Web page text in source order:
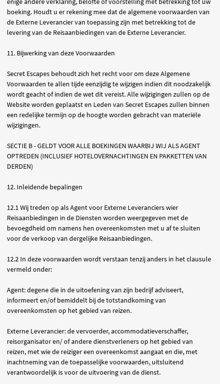
boeking. Houdt u er rekening mee dat de algemene voorwaarden van
de Externe Leverancier van toepassing zijn met betrekking tot de
levering van de Reisaanbiedingen van de Externe Leverancier.
11. Bijwerking van deze Voorwaarden
Secret Escapes behoudt zich het recht voor om deze Algemene
Voorwaarden te allen tijde eenzijdig te wijzigen indien dit noodzakelijk
wordt geacht of indien de wet dit vereist. Alle wijzigingen zullen op de
Website worden geplaatst en Leden van Secret Escapes zullen binnen
een redelijke termijn op de hoogte worden gebracht van materiële
wijzigingen.
SECTIE B - GELDT VOOR ALLE BOEKINGEN WAARBIJ WIJ ALS AGENT
OPTREDEN (INCLUSIEF HOTELOVERNACHTINGEN EN PAKKETTEN VAN
DERDEN)
12. Inleidende bepalingen
12.1 Wij treden op als Agent voor Externe Leveranciers wier
Reisaanbiedingen in de Diensten worden weergegeven met de
bevoegdheid om namens hen overeenkomsten met u af te sluiten
voor de verkoop van dergelijke Reisaanbiedingen.
12.2 In deze voorwaarden wordt verstaan tenzij anders in het clausule
vermeld onder:
Agent: degene die in de uitoefening van zijn bedrijf adviseert,
informeert en/of bemiddelt bij de totstandkoming van
overeenkomsten op het gebied van reizen.
Externe Leverancier: de vervoerder, accommodatieverschaffer,
reisorganisator en/ of andere dienstverleners op het gebied van
reizen, met wie de reiziger een overeenkomst aangaat en die, met
inachtneming van de toepasselijke voorwaarden, uitsluitend
verantwoordelijk is voor de uitvoering van de dienst.